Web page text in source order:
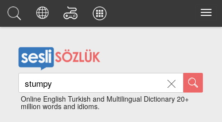
Online English Turkish and Multilingual Dictionary 20+
million words and idioms.